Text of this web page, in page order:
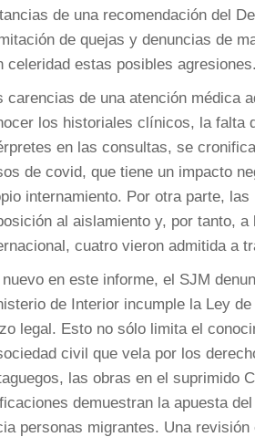
de una recomendación del
de quejas y denuncias de
celeridad estas posibles agresiones.
carencias de una atención médica
los historiales clínicos, la falta
en las consultas, se
de covid, que tiene un impacto
internamiento. Por otra parte,
al aislamiento y, por tanto,
cuatro vieron admitida a
nuevo en este informe, el SJM
de Interior incumple la Ley
legal. Esto no sólo limita el
civil que vela por los
las obras en el suprimido
demuestran la apuesta
personas migrantes. Una